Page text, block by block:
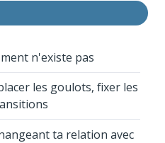
n'existe pas
les goulots, fixer les
ta relation avec